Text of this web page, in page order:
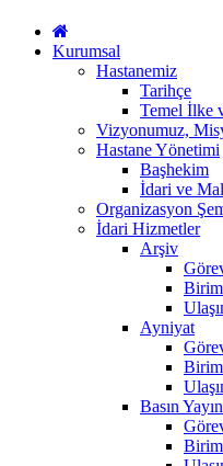
Kurumsal
Hastanemiz
Tarihçe
Temel İlke
Vizyonumuz,
Hastane Yönetimi
Başhekim
İdari ve
Organizasyon
İdari Hizmetler
Arşiv
Birim
Ayniyat
Birim
Basın
Birim